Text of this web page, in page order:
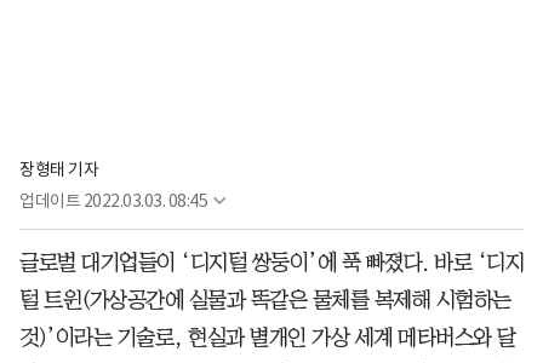
장형태 기자
업데이트 2022.03.03. 08:45
글로벌 대기업들이 ‘디지털 쌍둥이’에 푹 빠졌다. 바로 ‘디지
털 트윈(가상공간에 실물과 똑같은 물체를 복제해 시험하는
것)’이라는 기술로, 현실과 별개인 가상 세계 메타버스와 달